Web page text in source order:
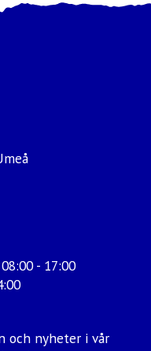
- 17:00
och nyheter i vår